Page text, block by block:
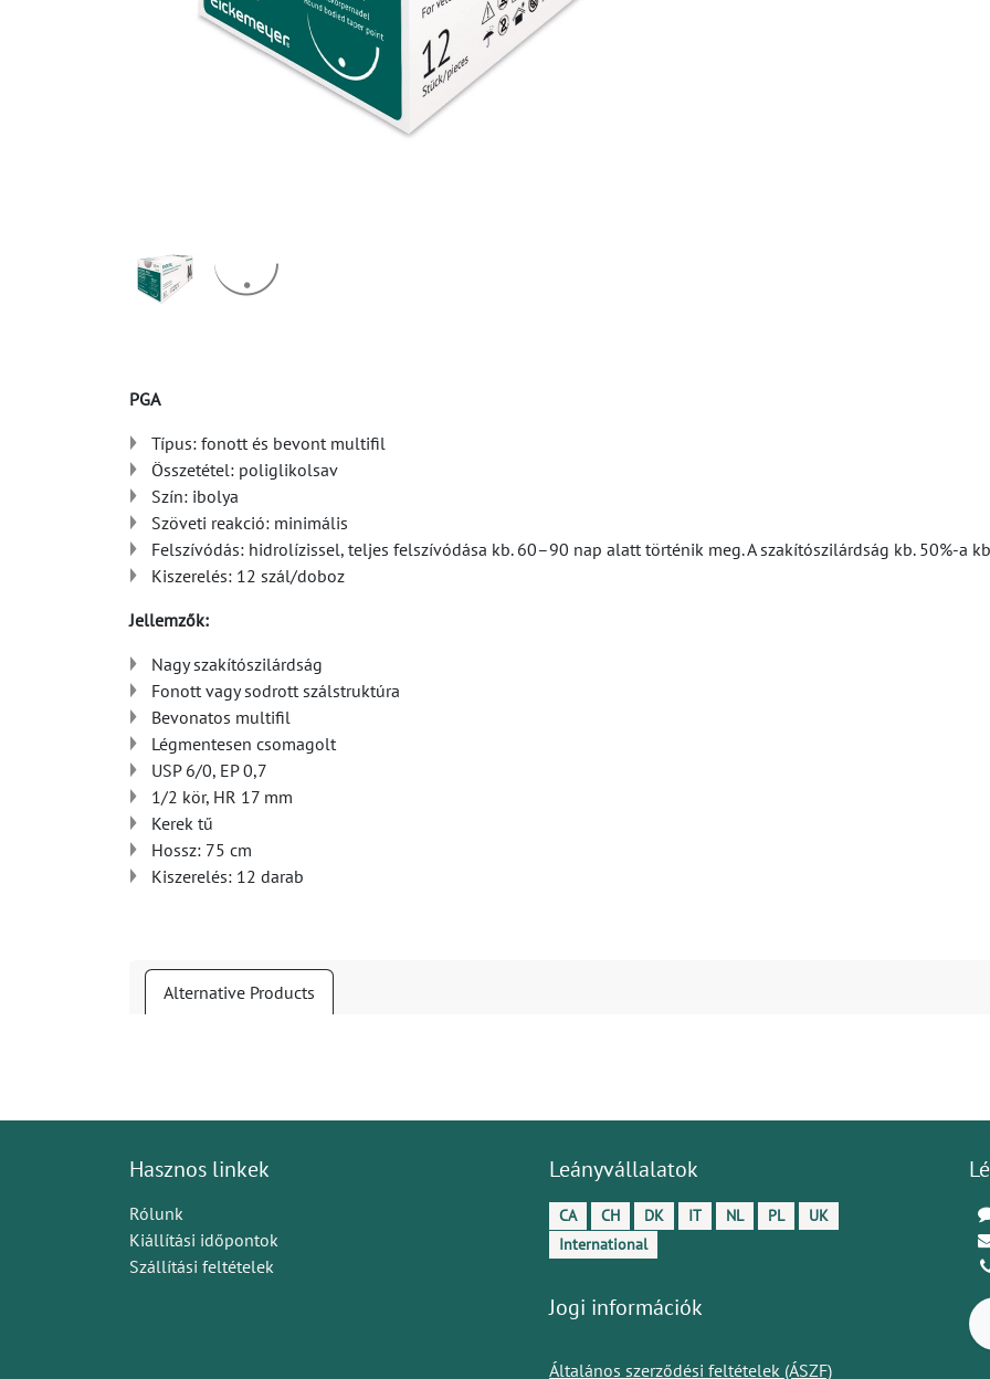
PGA
Típus: fonott és bevont multifil
Összetétel: poliglikolsav
Szín: ibolya
Szöveti reakció: minimális
Felszívódás: hidrolízissel, teljes felszívódása kb. 60–90 nap alatt történik meg. A szakítószilárdság kb. 50%-a
Kiszerelés: 12 szál/doboz
Jellemzők:
Nagy szakítószilárdság
Fonott vagy sodrott szálstruktúra
Bevonatos multifil
Légmentesen csomagolt
USP 6/0, EP 0,7
1/2 kör, HR 17 mm
Kerek tű
Hossz: 75 cm
Kiszerelés: 12 darab
Alternative Products
Hasznos linkek
Rólunk
Kiállítási időpontok
Szállítási feltételek
Leányvállalatok
CA CH DK IT NL PL
UK
International
Jogi információk
Általános szerződési feltételek (ÁSZF)